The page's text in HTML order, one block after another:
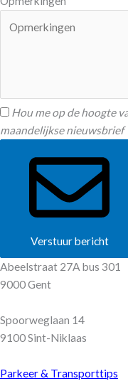
Hou me op de hoogte
maandelijkse nieuwsbrief
Verstuur bericht
Abeelstraat 27A bus 301
9000 Gent
Spoorweglaan 14
9100 Sint-Niklaas
Parkeer & Transporttips